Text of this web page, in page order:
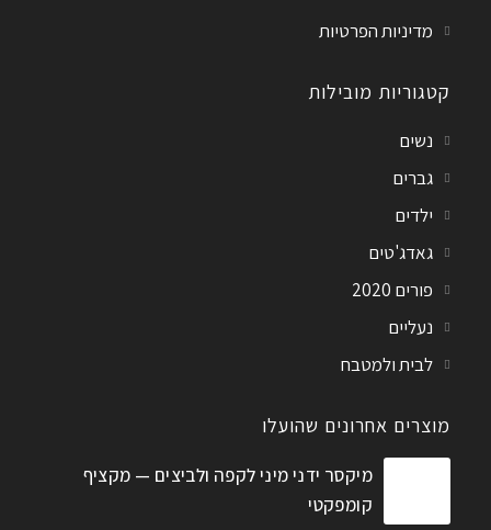
מדיניות הפרטיות
קטגוריות מובילות
נשים
גברים
ילדים
גאדג'טים
פורים 2020
נעליים
לבית ולמטבח
מוצרים אחרונים שהועלו
מיקסר ידני מיני לקפה ולביצים — מקציף
קומפקטי